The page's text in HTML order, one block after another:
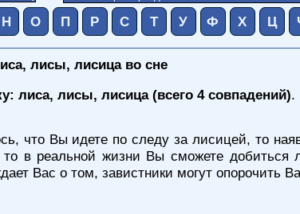
Н О П Р С Т У Ф Х Ц
лисы, лисица во сне
лиса, лисы, лисица (всего 4 совпадений).
что Вы идете по следу за лисицей, то
в реальной жизни Вы сможете добиться
Вас о том, завистники могут опорочить